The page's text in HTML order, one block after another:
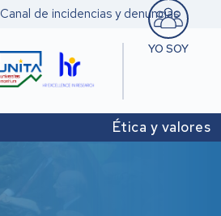
Canal de incidencias y denuncias
YO SOY
Pers.
Ética y valores